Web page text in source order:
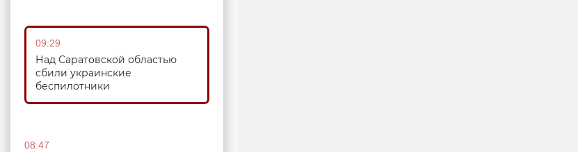
09:29
Над Саратовской областью
сбили украинские
беспилотники
08:47